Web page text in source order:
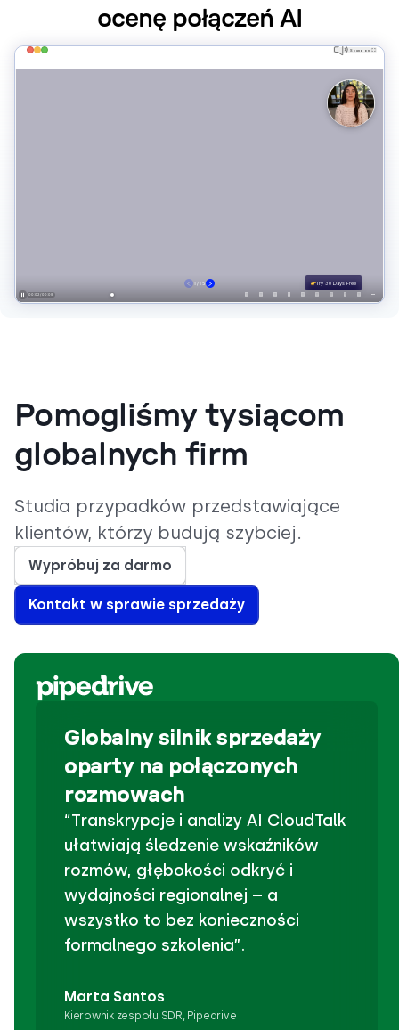
ocenę połączeń AI
Pomogliśmy tysiącom
globalnych firm
Studia przypadków przedstawiające
klientów, którzy budują szybciej.
Wypróbuj za darmo
Kontakt w sprawie sprzedaży
Globalny silnik sprzedaży
oparty na połączonych
rozmowach
“Transkrypcje i analizy AI CloudTalk
ułatwiają śledzenie wskaźników
rozmów, głębokości odkryć i
wydajności regionalnej – a
wszystko to bez konieczności
formalnego szkolenia”.
Marta Santos
Kierownik zespołu SDR, Pipedrive